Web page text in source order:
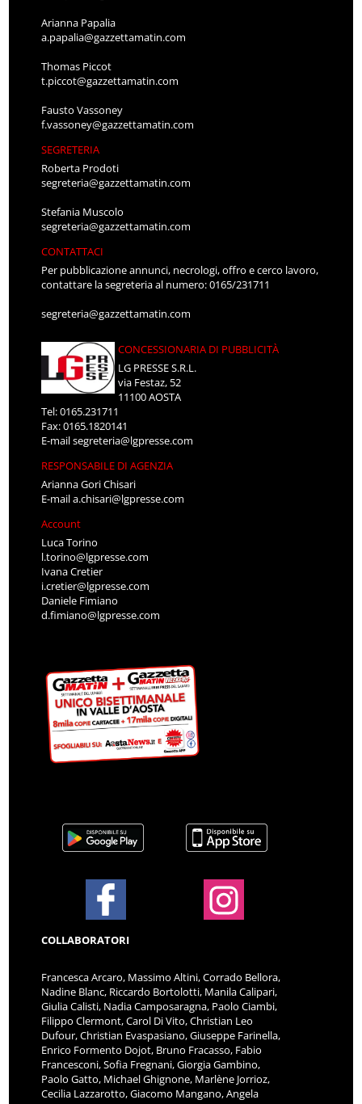
Arianna Papalia
a.papalia@gazzettamatin.com
Thomas Piccot
t.piccot@gazzettamatin.com
Fausto Vassoney
f.vassoney@gazzettamatin.com
SEGRETERIA
Roberta Prodoti
segreteria@gazzettamatin.com
Stefania Muscolo
segreteria@gazzettamatin.com
CONTATTACI
Per pubblicazione annunci, necrologi, offro e cerco lavoro,
contattare la segreteria al numero: 0165/231711
segreteria@gazzettamatin.com
CONCESSIONARIA DI PUBBLICITÀ
LG PRESSE S.R.L.
via Festaz, 52
11100 AOSTA
Tel: 0165.231711
Fax: 0165.1820141
E-mailsegreteria@lgpresse.com
RESPONSABILE DI AGENZIA
Arianna Gori Chisari
E-maila.chisari@lgpresse.com
Account
Luca Torino
l.torino@lgpresse.com
Ivana Cretier
i.cretier@lgpresse.com
Daniele Fimiano
d.fimiano@lgpresse.com
COLLABORATORI
Francesca Arcaro, Massimo Altini, Corrado Bellora,
Nadine Blanc, Riccardo Bortolotti, Manila Calipari,
Giulia Calisti, Nadia Camposaragna, Paolo Ciambi,
Filippo Clermont, Carol Di Vito, Christian Leo
Dufour, Christian Evaspasiano, Giuseppe Farinella,
Enrico Formento Dojot, Bruno Fracasso, Fabio
Francesconi, Sofia Fregnani, Giorgia Gambino,
Paolo Gatto, Michael Ghignone, Marlène Jorrioz,
Cecilia Lazzarotto, Giacomo Mangano, Angela